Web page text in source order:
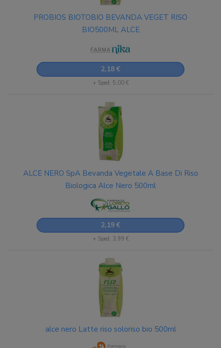
PROBIOS BIOTOBIO BEVANDA VEGET RISO
BIO500ML ALCE
2,18 €
+ Sped. 5,00 €
ALCE NERO SpA Bevanda Vegetale A Base Di Riso
Biologica Alce Nero 500ml
2,19 €
+ Sped. 3,99 €
alce nero Latte riso soloriso bio 500ml